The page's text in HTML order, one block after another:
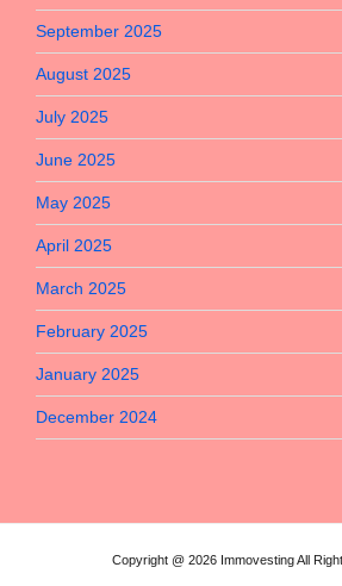
September 2025
August 2025
July 2025
June 2025
May 2025
April 2025
March 2025
February 2025
January 2025
December 2024
Copyright @ 2026 Immovesting All